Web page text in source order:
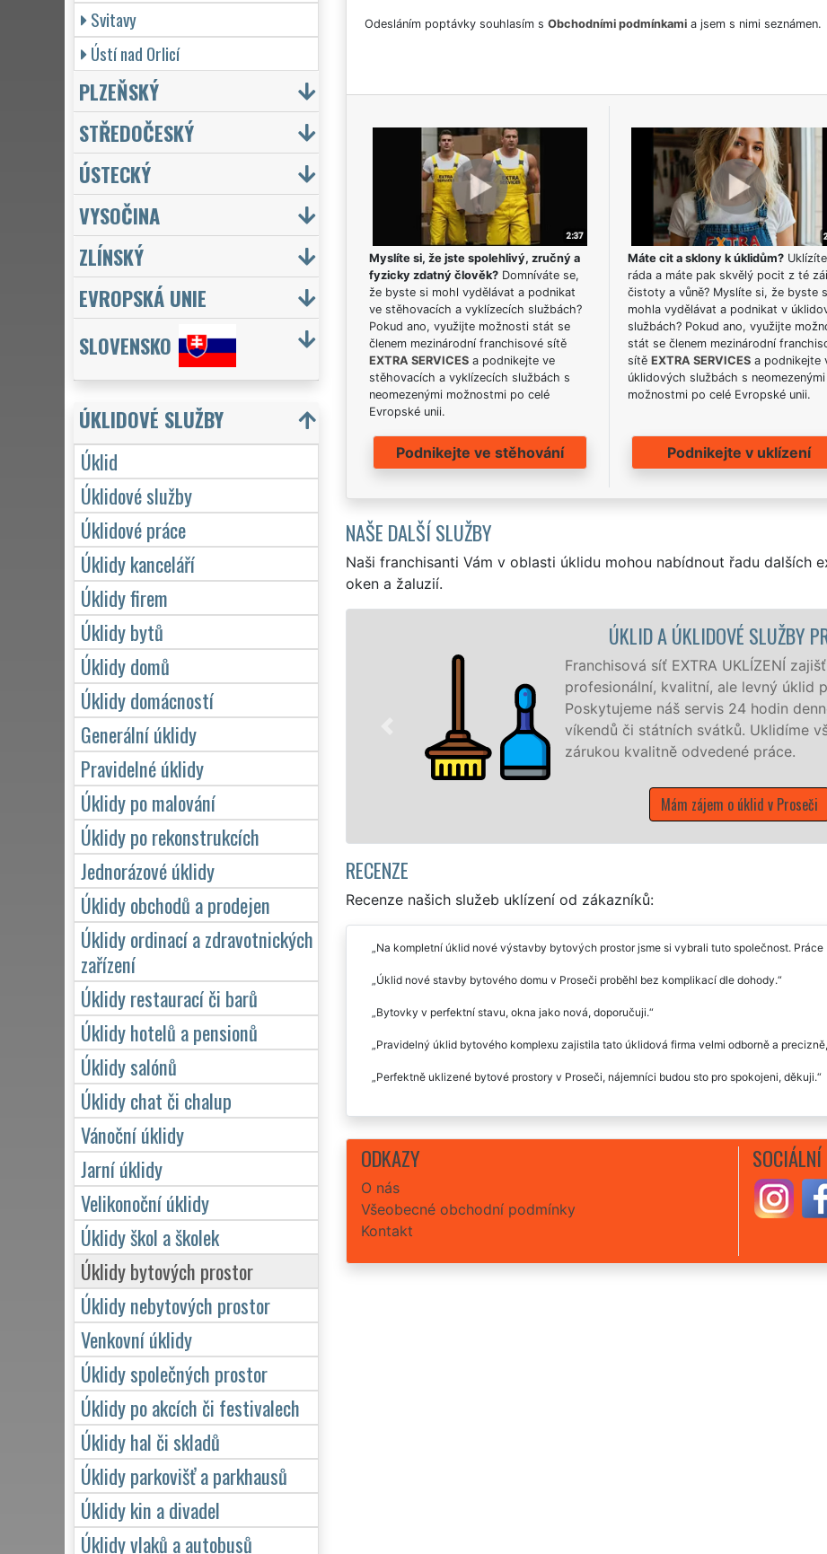
Odesláním poptávky souhlasím s Obchodními podmínkamia jsem s nimi seznámen.
Myslíte si, že jste spolehlivý, zručný a
fyzicky zdatný člověk?Domníváte se,
že byste si mohl vydělávat a podnikat
ve stěhovacích a vyklízecích službách?
Pokud ano, využijte možnosti stát se
členem mezinárodní franchisové sítě
EXTRA SERVICESa podnikejte ve
stěhovacích a vyklízecích službách s
neomezenými možnostmi po celé
Evropské unii.
Podnikejte ve stěhování
Máte cit a sklony k úklidům?Uklízíte
ráda a máte pak skvělý pocit z té
čistoty a vůně? Myslíte si, že byste
mohla vydělávat a podnikat v
službách? Pokud ano, využijte
stát se členem mezinárodní
sítě EXTRA SERVICESa podnikejte
úklidových službách s neomezenými
možnostmi po celé Evropské unii.
Podnikejte v uklízení
NAŠE DALŠÍ SLUŽBY
Naši franchisanti Vám v oblasti úklidu mohou nabídnout řadu dalších
oken a žaluzií.
Franchisová síť EXTRA UKLÍZENÍ zajišťuje v Proseči a okolí Proseče
profesionální, kvalitní, ale levný úklid pro firmy i jednotlivce.
Poskytujeme náš servis 24 hodin denně, 7 dní v týdnu a to i během
víkendů či státních svátků. Uklidíme vše, co zákazník žádá a to se
zárukou kvalitně odvedené práce.
RECENZE
Recenze našich služeb uklízení od zákazníků:
Na kompletní úklid nové výstavby bytových prostor jsme si vybrali tuto společnost.
Úklid nové stavby bytového domu v Proseči proběhl bez komplikací dle dohody.
Bytovky v perfektní stavu, okna jako nová, doporučuji.
Pravidelný úklid bytového komplexu zajistila tato úklidová firma velmi odborně a
Perfektně uklizené bytové prostory v Proseči, nájemníci budou sto pro spokojeni, děkuji.
ODKAZY
O nás
Všeobecné obchodní podmínky
Kontakt
Svitavy
Ústí nad Orlicí
PLZEŇSKÝ
STŘEDOČESKÝ
ÚSTECKÝ
VYSOČINA
ZLÍNSKÝ
EVROPSKÁ UNIE
SLOVENSKO
ÚKLIDOVÉ SLUŽBY
Úklid
Úklidové služby
Úklidové práce
Úklidy kanceláří
Úklidy firem
Úklidy bytů
Úklidy domů
Úklidy domácností
Generální úklidy
Pravidelné úklidy
Úklidy po malování
Úklidy po rekonstrukcích
Jednorázové úklidy
Úklidy obchodů a prodejen
Úklidy ordinací a zdravotnických
zařízení
Úklidy restaurací či barů
Úklidy hotelů a pensionů
Úklidy salónů
Úklidy chat či chalup
Vánoční úklidy
Jarní úklidy
Velikonoční úklidy
Úklidy škol a školek
Úklidy bytových prostor
Úklidy nebytových prostor
Venkovní úklidy
Úklidy společných prostor
Úklidy po akcích či festivalech
Úklidy hal či skladů
Úklidy parkovišť a parkhausů
Úklidy kin a divadel
Úklidy vlaků a autobusů